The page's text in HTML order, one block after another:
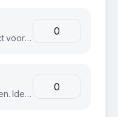
Klassieke stadsfietsen, perfect voor groepsuitjes en bedrijfsevents. Betrouwbaar en comfortabel voor iedereen.
E-bikes voor moeiteloos fietsen. Ideaal voor langere afstanden of heuvelachtig terrein.